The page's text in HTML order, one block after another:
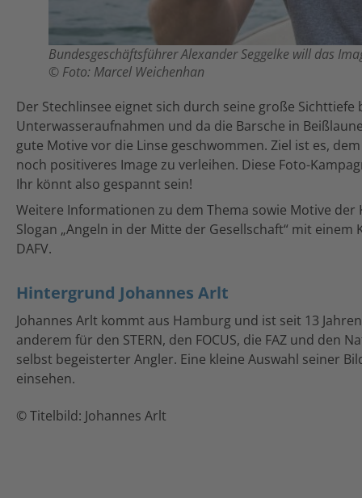
Bundesgeschäftsführer Alexander Seggelke will das
© Foto: Marcel Weichenhan
Der Stechlinsee eignet sich durch seine große
Unterwasseraufnahmen und da die Barsche in
gute Motive vor die Linse geschwommen. Ziel ist es,
noch positiveres Image zu verleihen. Diese Foto-
Ihr könnt also gespannt sein!
Weitere Informationen zu dem Thema sowie Motive
Slogan „Angeln in der Mitte der Gesellschaft“ mit einem
DAFV.
Hintergrund Johannes Arlt
Johannes Arlt kommt aus Hamburg und ist seit 13
anderem für den STERN, den FOCUS, die FAZ und den
selbst begeisterter Angler. Eine kleine Auswahl seiner
einsehen.
© Titelbild: Johannes Arlt